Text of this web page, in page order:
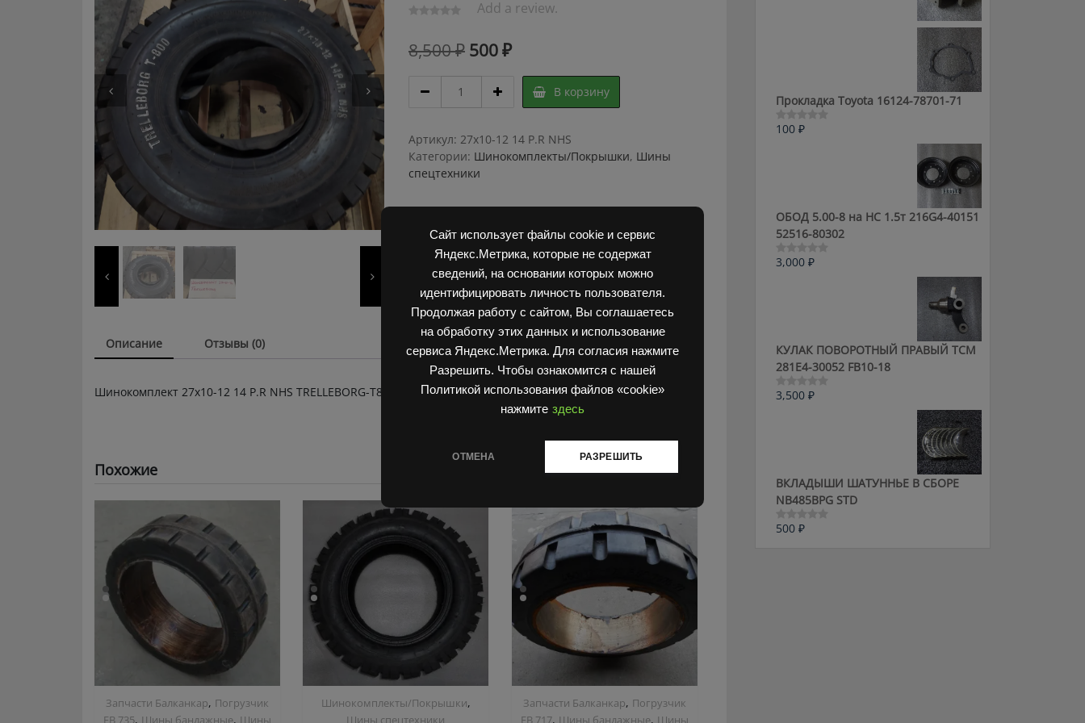
Сайт использует файлы cookie и сервис
Яндекс.Метрика, которые не содержат
сведений, на основании которых можно
идентифицировать личность пользователя.
Продолжая работу с сайтом, Вы соглашаетесь
на обработку этих данных и использование
сервиса Яндекс.Метрика. Для согласия нажмите
Разрешить. Чтобы ознакомится с нашей
Политикой использования файлов «cookie»
нажмите здесь
ОТМЕНА РАЗРЕШИТЬ
Add a review.
8,500₽ Первоначальная
цена
составляла
500₽Текущая
цена:
500 ₽.
27х10-
14
P.R
NHS
В корзину
Артикул: 27х10-12 14 P.R NHS
Категории: Шинокомплекты/Покрышки, Шины
спецтехники
Описание Отзывы (0)
Шинокомплект 27х10-12 14 P.R NHS TRELLEBORG-T800
Похожие
Запчасти Балканкар, Погрузчик
ЕВ 735, Шины бандажные, Шины
Шинокомплекты/Покрышки,
Шины спецтехники
Запчасти Балканкар, Погрузчик
ЕВ 717, Шины бандажные, Шины
Прокладка Toyota 16124-78701-71
Оценка
100 ₽
ОБОД 5.00-8 на HC 1.5т 216G4-40151
52516-80302
Оценка
3,000 ₽
КУЛАК ПОВОРОТНЫЙ ПРАВЫЙ ТСМ
281E4-30052 FB10-18
Оценка
3,500 ₽
ВКЛАДЫШИ ШАТУННЬЕ В СБОРЕ
NB485BPG STD
Оценка
500 ₽